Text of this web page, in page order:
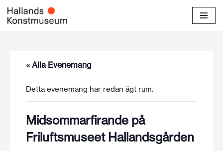
Hoppa
« Alla Evenemang
Detta evenemang har redan ägt rum.
Midsommarfirande på
Friluftsmuseet Hallandsgården